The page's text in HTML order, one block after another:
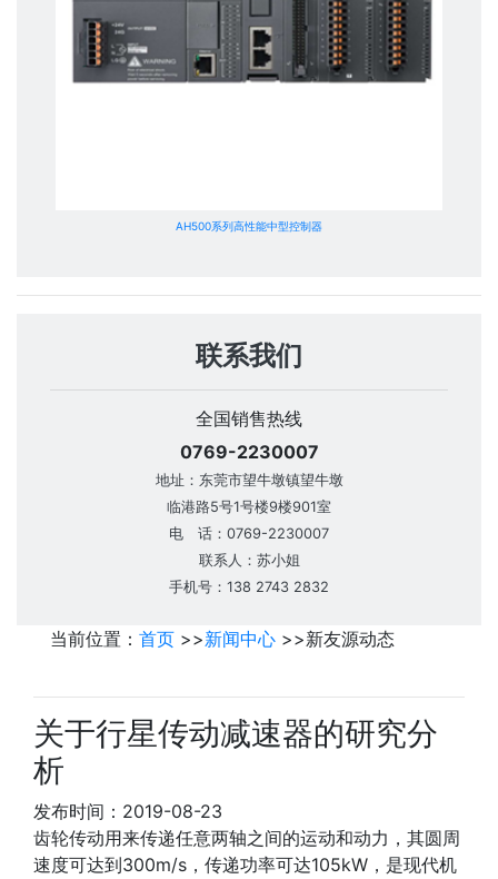
AH500系列高性能中型控制器
联系我们
全国销售热线
0769-2230007
地址：东莞市望牛墩镇望牛墩
临港路5号1号楼9楼901室
电 话：0769-2230007
联系人：苏小姐
手机号：138 2743 2832
当前位置： 首页 >>新闻中心 >>新友源动态
关于行星传动减速器的研究分
析
发布时间：2019-08-23
齿轮传动用来传递任意两轴之间的运动和动力，其圆周
速度可达到300m/s，传递功率可达105kW，是现代机